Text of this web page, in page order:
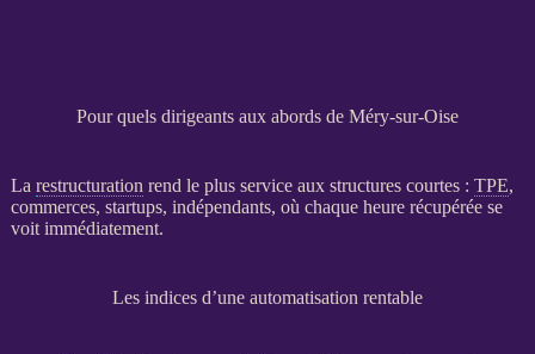
Pour quels dirigeants aux abords de Méry-sur-Oise
La restructuration rend le plus service aux structures courtes : TPE,
commerces, startups, indépendants, où chaque heure récupérée se
voit immédiatement.
Les indices d’une automatisation rentable